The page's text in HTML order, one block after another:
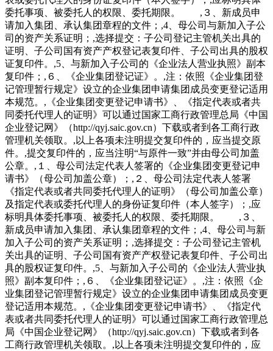
委托事项、被委托人的权限、委托期限。 ,３、新成员申
请加入集团、承认集团章程的文件；,4、母公司与新加入子公
司的资产关系证明；,选择提交：子公司登记主管机关出具的
证明、子公司国有资产产权登记表复印件、子公司出具的股权
证复印件。,5、与新加入子公司的《企业法人营业执照》副本
复印件；,６、《企业集团登记证》。,注：依照《企业集团登
记管理暂行规定》设立的企业集团申请集团成员变更登记适用
本规范。,《企业集团变更登记申请书》、《指定代表或者共
同委托代理人的证明》可以通过国家工商行政管理总局《中国
企业登记网》（http://qyj.saic.gov.cn）下载或者到各工商行政
管理机关领取。,以上各项未注明提交复印件的，应当提交原
件。,提交复印件的，应当注明“与原件一致”并由母公司加盖
公章。,１、母公司法定代表人签署的《企业集团变更登记申
请书》（母公司加盖公章）；,２、母公司法定代表人签署
《指定代表或者共同委托代理人的证明》（母公司加盖公章）
及指定代表或委托代理人的身份证复印件（本人签字）；,应
标明具体委托事项、被委托人的权限、委托期限。 ,３、
新成员申请加入集团、承认集团章程的文件；,4、母公司与新
加入子公司的资产关系证明；,选择提交：子公司登记主管机
关出具的证明、子公司国有资产产权登记表复印件、子公司出
具的股权证复印件。,5、与新加入子公司的《企业法人营业执
照》副本复印件；,６、《企业集团登记证》。,注：依照《企
业集团登记管理暂行规定》设立的企业集团申请集团成员变更
登记适用本规范。,《企业集团变更登记申请书》、《指定代
表或者共同委托代理人的证明》可以通过国家工商行政管理总
局《中国企业登记网》（http://qyj.saic.gov.cn）下载或者到各
工商行政管理机关领取。,以上各项未注明提交复印件的，应